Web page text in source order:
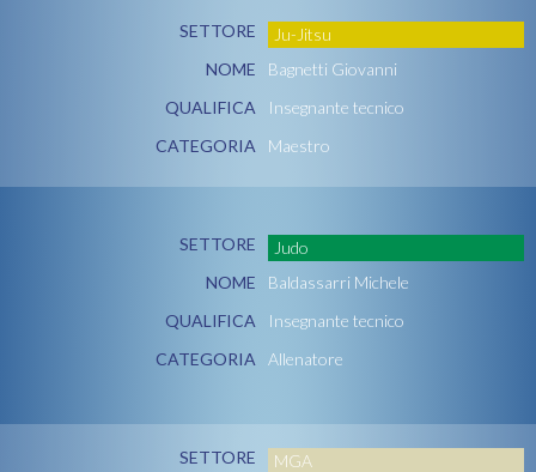
SETTORE
Ju-Jitsu
NOME
Bagnetti Giovanni
QUALIFICA
Insegnante tecnico
CATEGORIA
Maestro
SETTORE
Judo
NOME
Baldassarri Michele
QUALIFICA
Insegnante tecnico
CATEGORIA
Allenatore
SETTORE
MGA